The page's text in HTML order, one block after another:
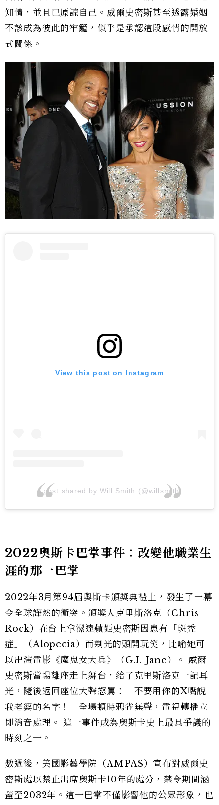
知情，並且已原諒自己。威爾史密斯甚至透露婚姻
不該成為彼此的牢籠，似乎是承認這段感情的開放
式關係。
View this post on Instagram
A post shared by Will Smith (@willsmith)
2022奧斯卡巴掌事件：改變他職業生
涯的那一巴掌
2022年3月第94屆奧斯卡頒獎典禮上，發生了一幕
令全球譁然的衝突。頒獎人克里斯洛克（Chris
Rock）在台上拿潔達蘋姬史密斯因患有「斑禿
症」（Alopecia）而剃光的頭開玩笑，比喻她可
以出演電影《魔鬼女大兵》（G.I. Jane）。 威爾
史密斯當場離座走上舞台，給了克里斯洛克一記耳
光，隨後返回座位大聲怒罵：「不要用你的X嘴說
我老婆的名字！」全場頓時鴉雀無聲，電視轉播立
即消音處理。 這一事件成為奧斯卡史上最具爭議的
時刻之一。
數週後，美國影藝學院（AMPAS）宣布對威爾史
密斯處以禁止出席奧斯卡10年的處分，禁令期間涵
蓋至2032年。這一巴掌不僅影響他的公眾形象，也